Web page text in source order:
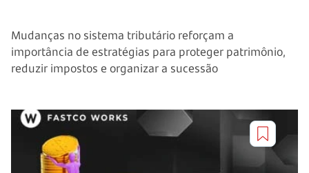
Mudanças no sistema tributário reforçam a
importância de estratégias para proteger patrimônio,
reduzir impostos e organizar a sucessão